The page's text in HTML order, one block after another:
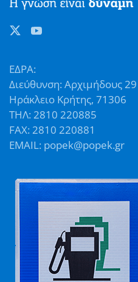
ΕΔΡΑ:
Διεύθυνση: Αρχιμήδους 29
Ηράκλειο Κρήτης, 71306
ΤΗΛ: 2810 220885
FAX: 2810 220881
EMAIL: popek@popek.gr